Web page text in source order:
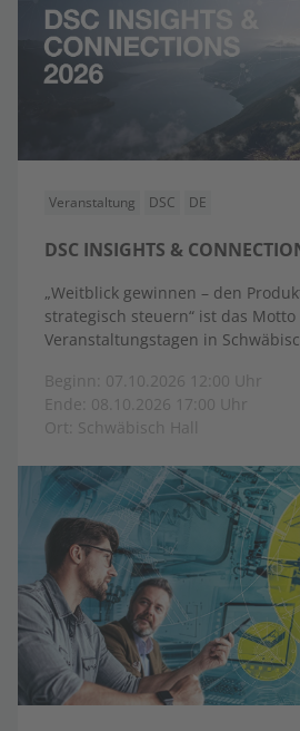
Veranstaltung DSC DE
DSC INSIGHTS &
„Weitblick gewinnen – den
strategisch steuern“ ist das Motto
Veranstaltungstagen in
Beginn: 07.10.2026 12:00 Uhr
Ende: 08.10.2026 17:00 Uhr
Ort: Schwäbisch Hall